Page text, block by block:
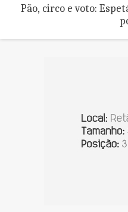
Pão, circo e voto: